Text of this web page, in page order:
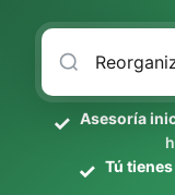
Asesoría
Tú